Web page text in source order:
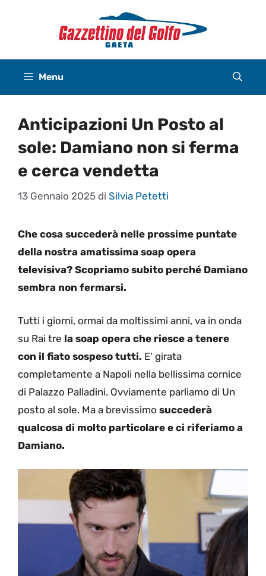
Menu
Anticipazioni Un Posto al
sole: Damiano non si ferma
e cerca vendetta
13 Gennaio 2025 di Silvia Petetti
Che cosa succederà nelle prossime puntate
della nostra amatissima soap opera
televisiva? Scopriamo subito perché Damiano
sembra non fermarsi.
Tutti i giorni, ormai da moltissimi anni, va in onda
su Rai tre la soap opera che riesce a tenere
con il fiato sospeso tutti. E’ girata
completamente a Napoli nella bellissima cornice
di Palazzo Palladini. Ovviamente parliamo di Un
posto al sole. Ma a brevissimo succederà
qualcosa di molto particolare e ci riferiamo a
Damiano.